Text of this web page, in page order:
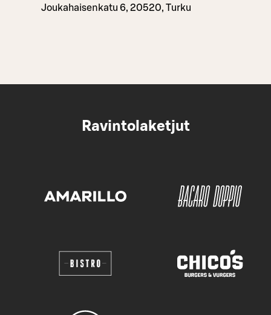
Joukahaisenkatu 6, 20520, Turku
Ravintolaketjut